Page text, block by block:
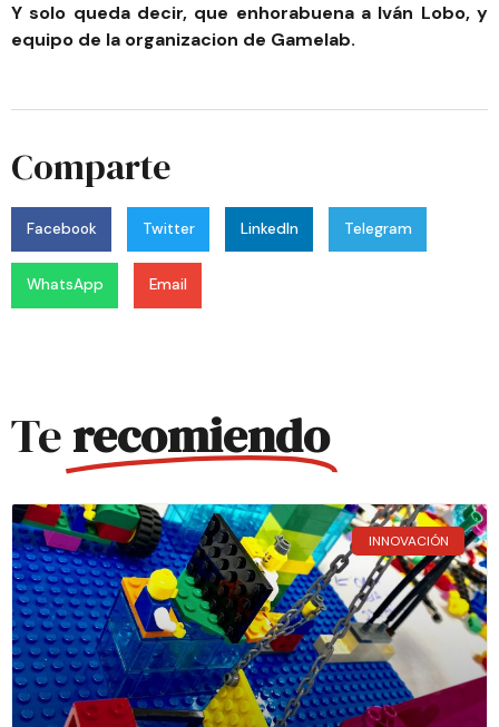
Y solo queda decir, que enhorabuena a Iván Lobo, y
equipo de la organizacion de Gamelab.
Comparte
Facebook Twitter LinkedIn Telegram
WhatsApp Email
Terecomiendo
INNOVACIÓN